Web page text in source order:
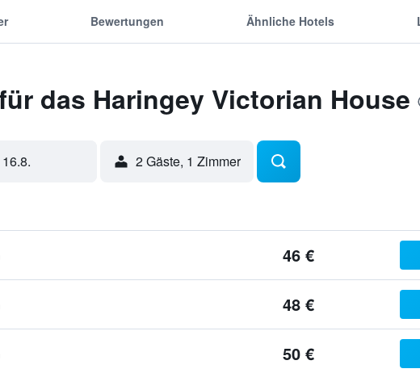
Bewertungen Ähnliche Hotels
das Haringey Victorian House
2 Gäste, 1 Zimmer
46 €
48 €
50 €